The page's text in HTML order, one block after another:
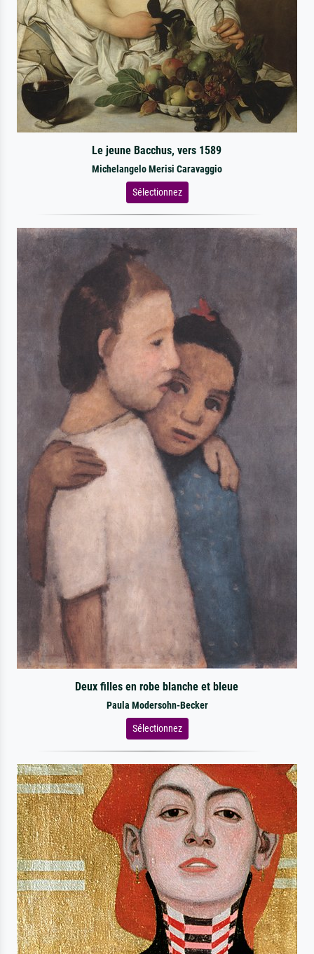
Le jeune Bacchus, vers 1589
Michelangelo Merisi Caravaggio
Sélectionnez
Deux filles en robe blanche et bleue
Paula Modersohn-Becker
Sélectionnez